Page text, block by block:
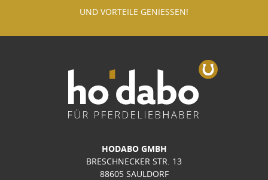
UND VORTEILE GENIESSEN!
HODABO GMBH
BRESCHNECKER STR. 13
88605 SAULDORF